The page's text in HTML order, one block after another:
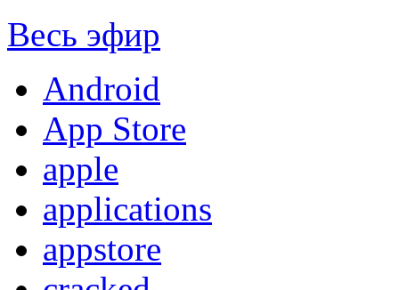
Весь эфир
Android
App Store
apple
applications
appstore